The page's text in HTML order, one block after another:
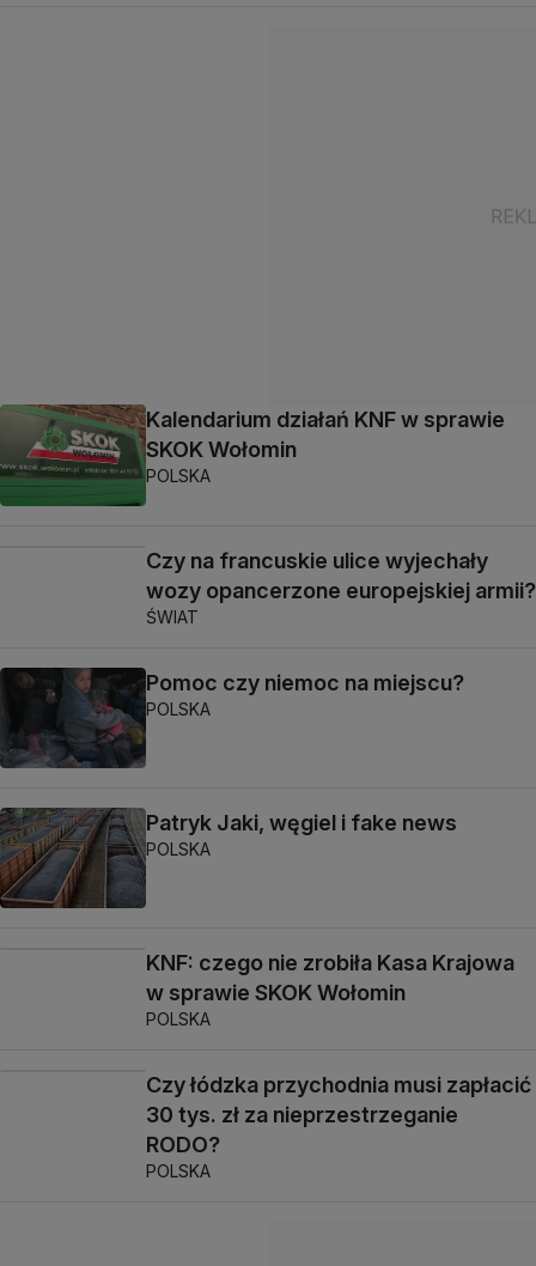
Kalendarium działań KNF w sprawie
SKOK Wołomin
POLSKA
Czy na francuskie ulice wyjechały
wozy opancerzone europejskiej armii?
ŚWIAT
Pomoc czy niemoc na miejscu?
POLSKA
Patryk Jaki, węgiel i fake news
POLSKA
KNF: czego nie zrobiła Kasa Krajowa
w sprawie SKOK Wołomin
POLSKA
Czy łódzka przychodnia musi zapłacić
30 tys. zł za nieprzestrzeganie
RODO?
POLSKA